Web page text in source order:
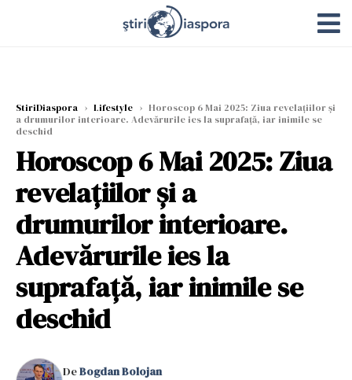
StiriDiaspora › Lifestyle › Horoscop 6 Mai 2025: Ziua revelațiilor și
a drumurilor interioare. Adevărurile ies la suprafață, iar inimile se
deschid
Horoscop 6 Mai 2025: Ziua
revelațiilor și a
drumurilor interioare.
Adevărurile ies la
suprafață, iar inimile se
deschid
DeBogdan Bolojan